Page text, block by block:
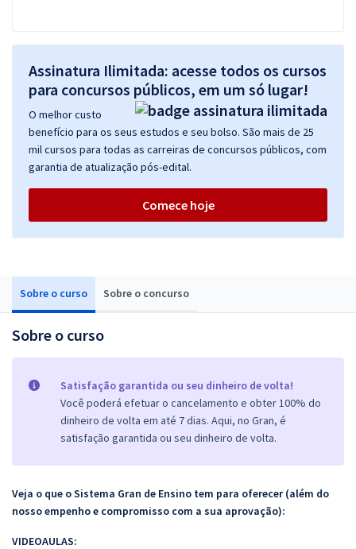
Sobre o curso Sobre o concurso
Sobre o curso
Satisfação garantida ou seu dinheiro de volta!
Você poderá efetuar o cancelamento e obter 100% do
dinheiro de volta em até 7 dias. Aqui, no Gran, é
satisfação garantida ou seu dinheiro de volta.
Veja o que o Sistema Gran de Ensino tem para oferecer (além do
nosso empenho e compromisso com a sua aprovação):
VIDEOAULAS:
Assinatura Ilimitada: acesse todos os cursos
para concursos públicos, em um só lugar!
O melhor custo
benefício para os seus estudos e seu bolso. São mais de 25
mil cursos para todas as carreiras de concursos públicos, com
garantia de atualização pós-edital.
Comece hoje